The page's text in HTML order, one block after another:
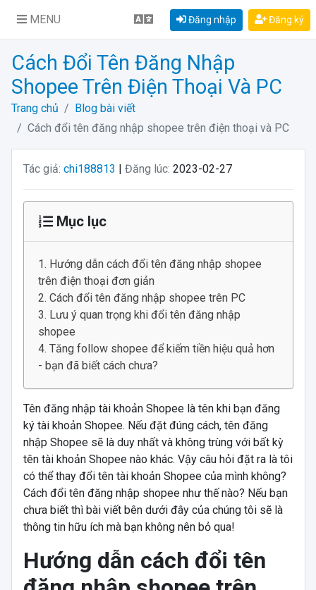
MENU Đăng nhập Đăng ký
Cách Đổi Tên Đăng Nhập
Shopee Trên Điện Thoại Và PC
Trang chủ
Blog bài viết
Cách đổi tên đăng nhập shopee trên điện thoại và PC
Tác giả: chi188813 | Đăng lúc: 2023-02-27
Mục lục
Hướng dẫn cách đổi tên đăng nhập shopee
trên điện thoại đơn giản
Cách đổi tên đăng nhập shopee trên PC
Lưu ý quan trọng khi đổi tên đăng nhập
shopee
Tăng follow shopee để kiếm tiền hiệu quả hơn
- bạn đã biết cách chưa?
Tên đăng nhập tài khoản Shopee là tên khi bạn đăng
ký tài khoản Shopee. Nếu đặt đúng cách, tên đăng
nhập Shopee sẽ là duy nhất và không trùng với bất kỳ
tên tài khoản Shopee nào khác. Vậy câu hỏi đặt ra là tôi
có thể thay đổi tên tài khoản Shopee của mình không?
Cách đổi tên đăng nhập shopee như thế nào? Nếu bạn
chưa biết thì bài viết bên dưới đây của chúng tôi sẽ là
thông tin hữu ích mà bạn không nên bỏ qua!
Hướng dẫn cách đổi tên